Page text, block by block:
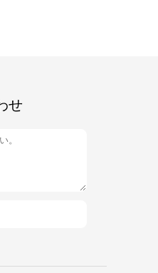
せ